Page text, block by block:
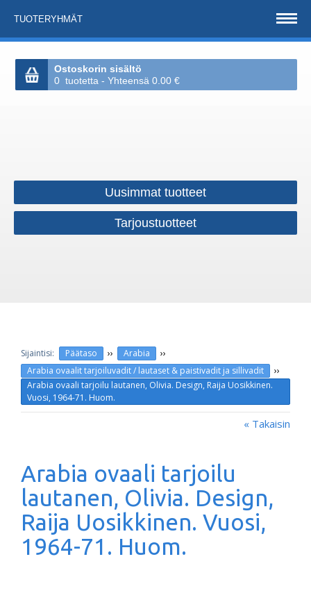
TUOTERYHMÄT
Ostoskorin sisältö
0 tuotetta - Yhteensä 0.00 €
Uusimmat tuotteet
Tarjoustuotteet
Päätaso ›› Arabia ››
Arabia ovaalit tarjoiluvadit / lautaset & paistivadit ja sillivadit ››
Arabia ovaali tarjoilu lautanen, Olivia. Design, Raija Uosikkinen.
Vuosi, 1964-71. Huom.
« Takaisin
Arabia ovaali tarjoilu
lautanen, Olivia. Design,
Raija Uosikkinen. Vuosi,
1964-71. Huom.